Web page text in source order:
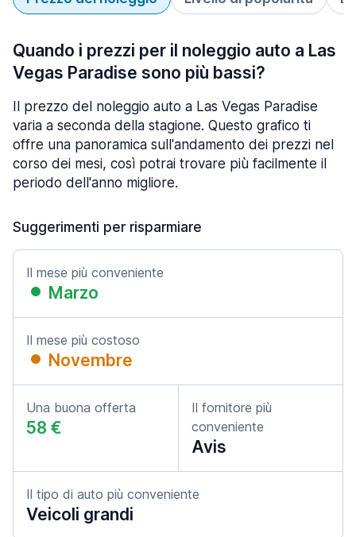
Quando i prezzi per il noleggio auto a Las
Vegas Paradise sono più bassi?
Il prezzo del noleggio auto a Las Vegas Paradise
varia a seconda della stagione. Questo grafico ti
offre una panoramica sull'andamento dei prezzi nel
corso dei mesi, così potrai trovare più facilmente il
periodo dell'anno migliore.
Suggerimenti per risparmiare
Il mese più conveniente
Marzo
Il mese più costoso
Novembre
Una buona offerta
58 €
Il fornitore più
conveniente
Avis
Il tipo di auto più conveniente
Veicoli grandi